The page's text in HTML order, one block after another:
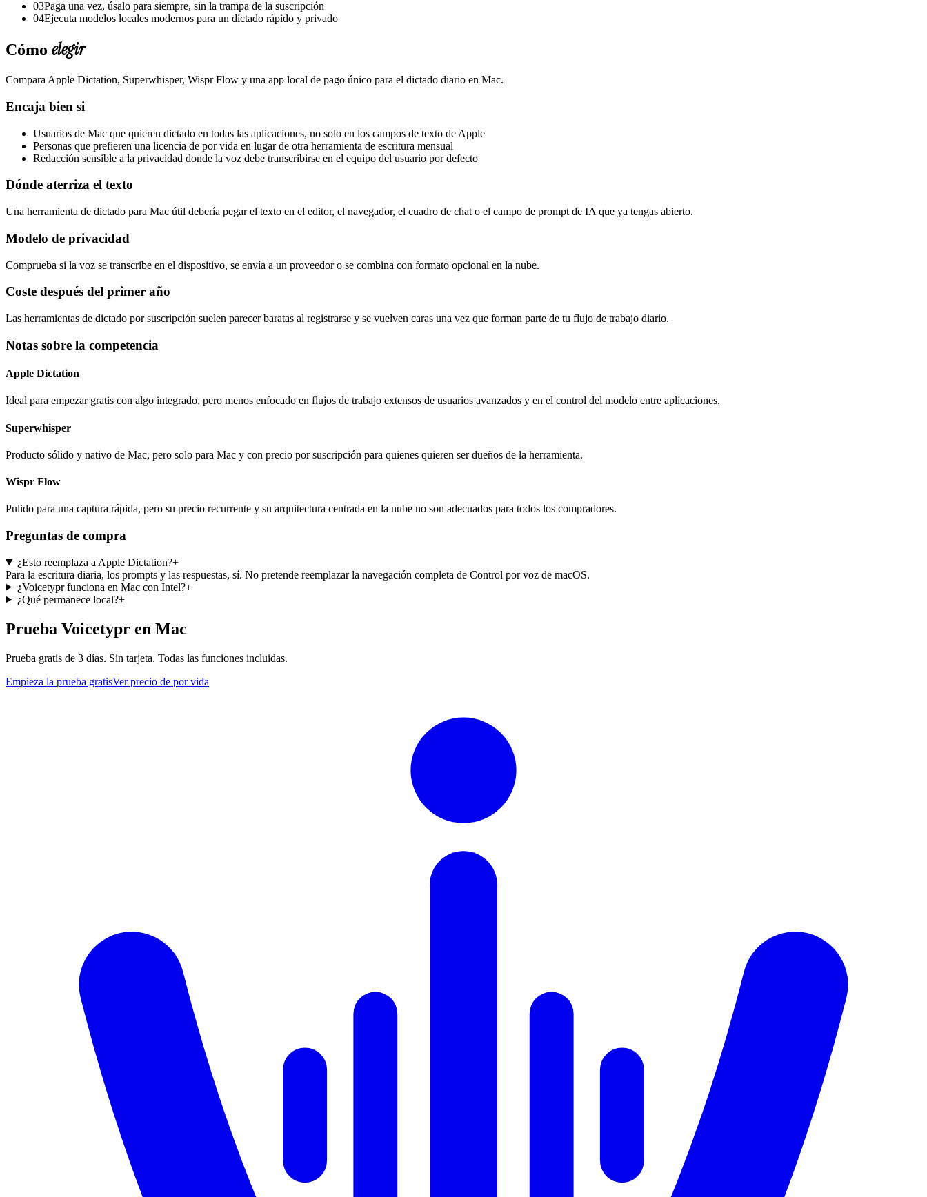
03Paga una vez, úsalo para siempre, sin la trampa de la suscripción
04Ejecuta modelos locales modernos para un dictado rápido y privado
Cómo elegir
Compara Apple Dictation, Superwhisper, Wispr Flow y una app local de pago único para el dictado diario en Mac.
Encaja bien si
Usuarios de Mac que quieren dictado en todas las aplicaciones, no solo en los campos de texto de Apple
Personas que prefieren una licencia de por vida en lugar de otra herramienta de escritura mensual
Redacción sensible a la privacidad donde la voz debe transcribirse en el equipo del usuario por defecto
Dónde aterriza el texto
Una herramienta de dictado para Mac útil debería pegar el texto en el editor, el navegador, el cuadro de chat o el campo de prompt de IA que ya tengas abierto.
Modelo de privacidad
Comprueba si la voz se transcribe en el dispositivo, se envía a un proveedor o se combina con formato opcional en la nube.
Coste después del primer año
Las herramientas de dictado por suscripción suelen parecer baratas al registrarse y se vuelven caras una vez que forman parte de tu flujo de trabajo diario.
Notas sobre la competencia
Apple Dictation
Ideal para empezar gratis con algo integrado, pero menos enfocado en flujos de trabajo extensos de usuarios avanzados y en el control del modelo entre aplicaciones.
Superwhisper
Producto sólido y nativo de Mac, pero solo para Mac y con precio por suscripción para quienes quieren ser dueños de la herramienta.
Wispr Flow
Pulido para una captura rápida, pero su precio recurrente y su arquitectura centrada en la nube no son adecuados para todos los compradores.
Preguntas de compra
¿Esto reemplaza a Apple Dictation?+
Para la escritura diaria, los prompts y las respuestas, sí. No pretende reemplazar la navegación completa de Control por voz de macOS.
¿Voicetypr funciona en Mac con Intel?+
¿Qué permanece local?+
Prueba Voicetypr en Mac
Prueba gratis de 3 días. Sin tarjeta. Todas las funciones incluidas.
Empieza la prueba gratisVer precio de por vida